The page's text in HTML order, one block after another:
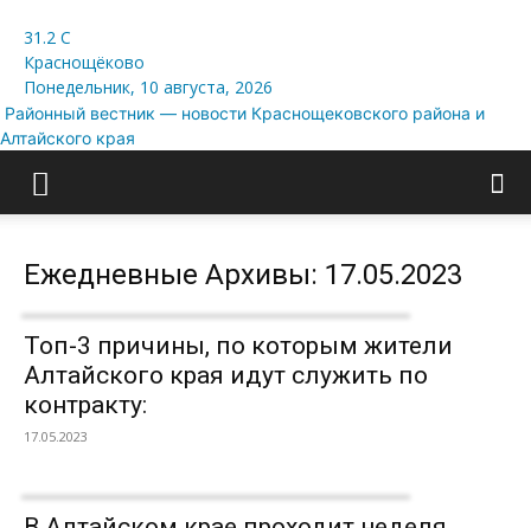
31.2 C
Краснощёково
Понедельник, 10 августа, 2026
Районный вестник — новости Краснощековского района и
Алтайского края
Ежедневные Архивы: 17.05.2023
Топ-3 причины, по которым жители
Алтайского края идут служить по
контракту:
17.05.2023